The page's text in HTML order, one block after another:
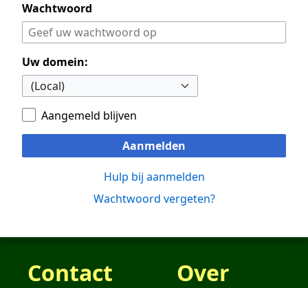
Wachtwoord
Uw domein:
Aangemeld blijven
Aanmelden
Hulp bij aanmelden
Wachtwoord vergeten?
Contact Over